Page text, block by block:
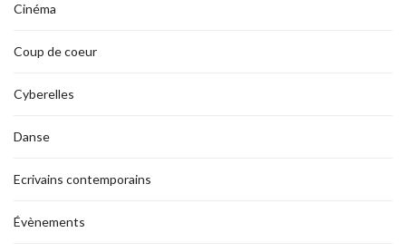
Cinéma
Coup de coeur
Cyberelles
Danse
Ecrivains contemporains
Évènements